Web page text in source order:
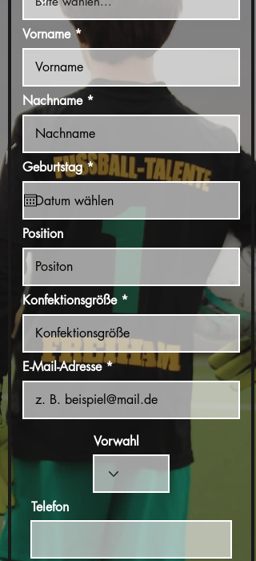
Vorname
Nachname
Geburtstag *r
e
q
u
i
Position
Konfektionsgröße
E-Mail-Adresse
Vorwahl
Telefon